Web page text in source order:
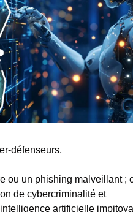
défenseurs,
ou un phishing malveillant ;
de cybercriminalité et
artificielle